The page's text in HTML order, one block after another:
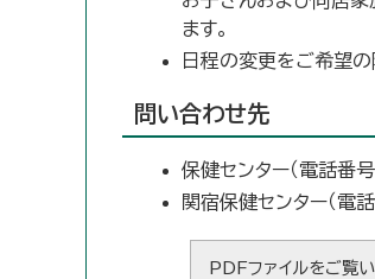
ます。
日程の変更をご希望の
問い合わせ先
保健センター（電話
関宿保健センター（
PDFファイルをご覧